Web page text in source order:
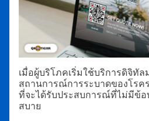
เมื่อผู้บริโภคเริ่มใช้บริการดิจิทัล
สถานการณ์การระบาดของโรค
ที่จะได้รับประสบการณ์ที่ไม่มีข้อ
สบาย